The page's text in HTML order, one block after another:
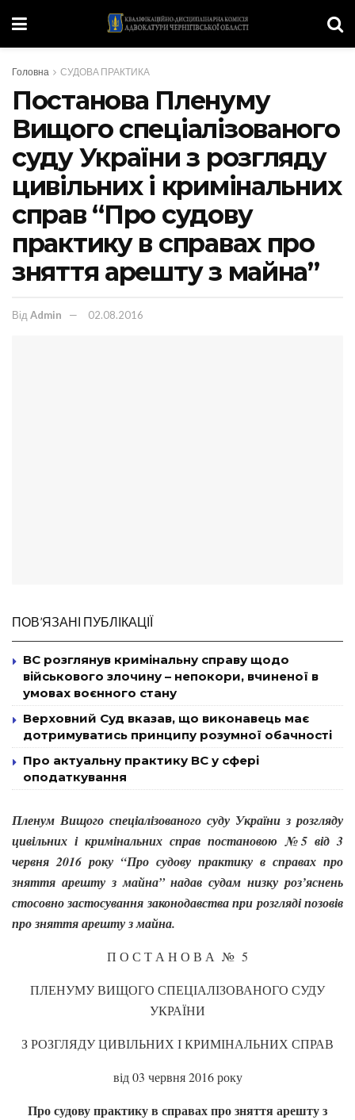
Головна СУДОВА ПРАКТИКА
Постанова Пленуму
Вищого спеціалізованого
суду України з розгляду
цивільних і кримінальних
справ “Про судову
практику в справах про
зняття арешту з майна”
Від Admin 02.08.2016
ПОВ’ЯЗАНІ ПУБЛІКАЦІЇ
ВС розглянув кримінальну справу щодо
військового злочину – непокори, вчиненої в
умовах воєнного стану
Верховний Суд вказав, що виконавець має
дотримуватись принципу розумної обачності
Про актуальну практику ВС у сфері
оподаткування
Пленум Вищого спеціалізованого суду України з розгляду
цивільних і кримінальних справ постановою №5 від 3
червня 2016 року “Про судову практику в справах про
зняття арешту з майна” надав судам низку роз’яснень
стосовно застосування законодавства при розгляді позовів
про зняття арешту з майна.
П О С Т А Н О В А № 5
ПЛЕНУМУ ВИЩОГО СПЕЦІАЛІЗОВАНОГО СУДУ
УКРАЇНИ
З РОЗГЛЯДУ ЦИВІЛЬНИХ І КРИМІНАЛЬНИХ СПРАВ
від 03 червня 2016 року
Про судову практику в справах про зняття арешту з